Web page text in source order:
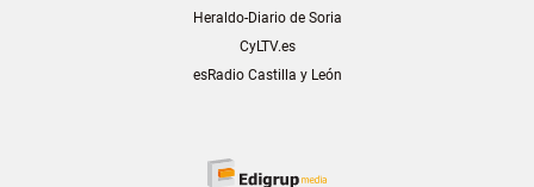
Heraldo-Diario de Soria
CyLTV.es
esRadio Castilla y León